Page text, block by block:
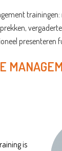
presenteren
is